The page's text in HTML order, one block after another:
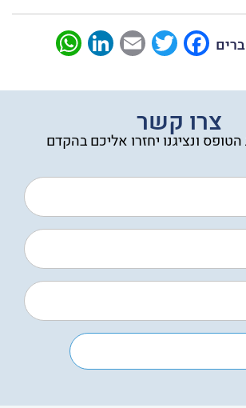
Facebook
Twitter
Email
צרו קשר
ונציגנו יחזרו אליכם בהקדם